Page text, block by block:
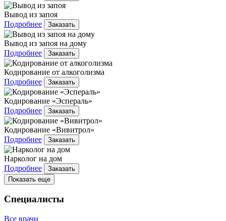
Вывод из запоя
Подробнее
Заказать
Вывод из запоя на дому
Подробнее
Заказать
Кодирование от алкоголизма
Подробнее
Заказать
Кодирование «Эспераль»
Подробнее
Заказать
Кодирование «Вивитрол»
Подробнее
Заказать
Нарколог на дом
Подробнее
Заказать
Показать еще
Специалисты
Все врачи